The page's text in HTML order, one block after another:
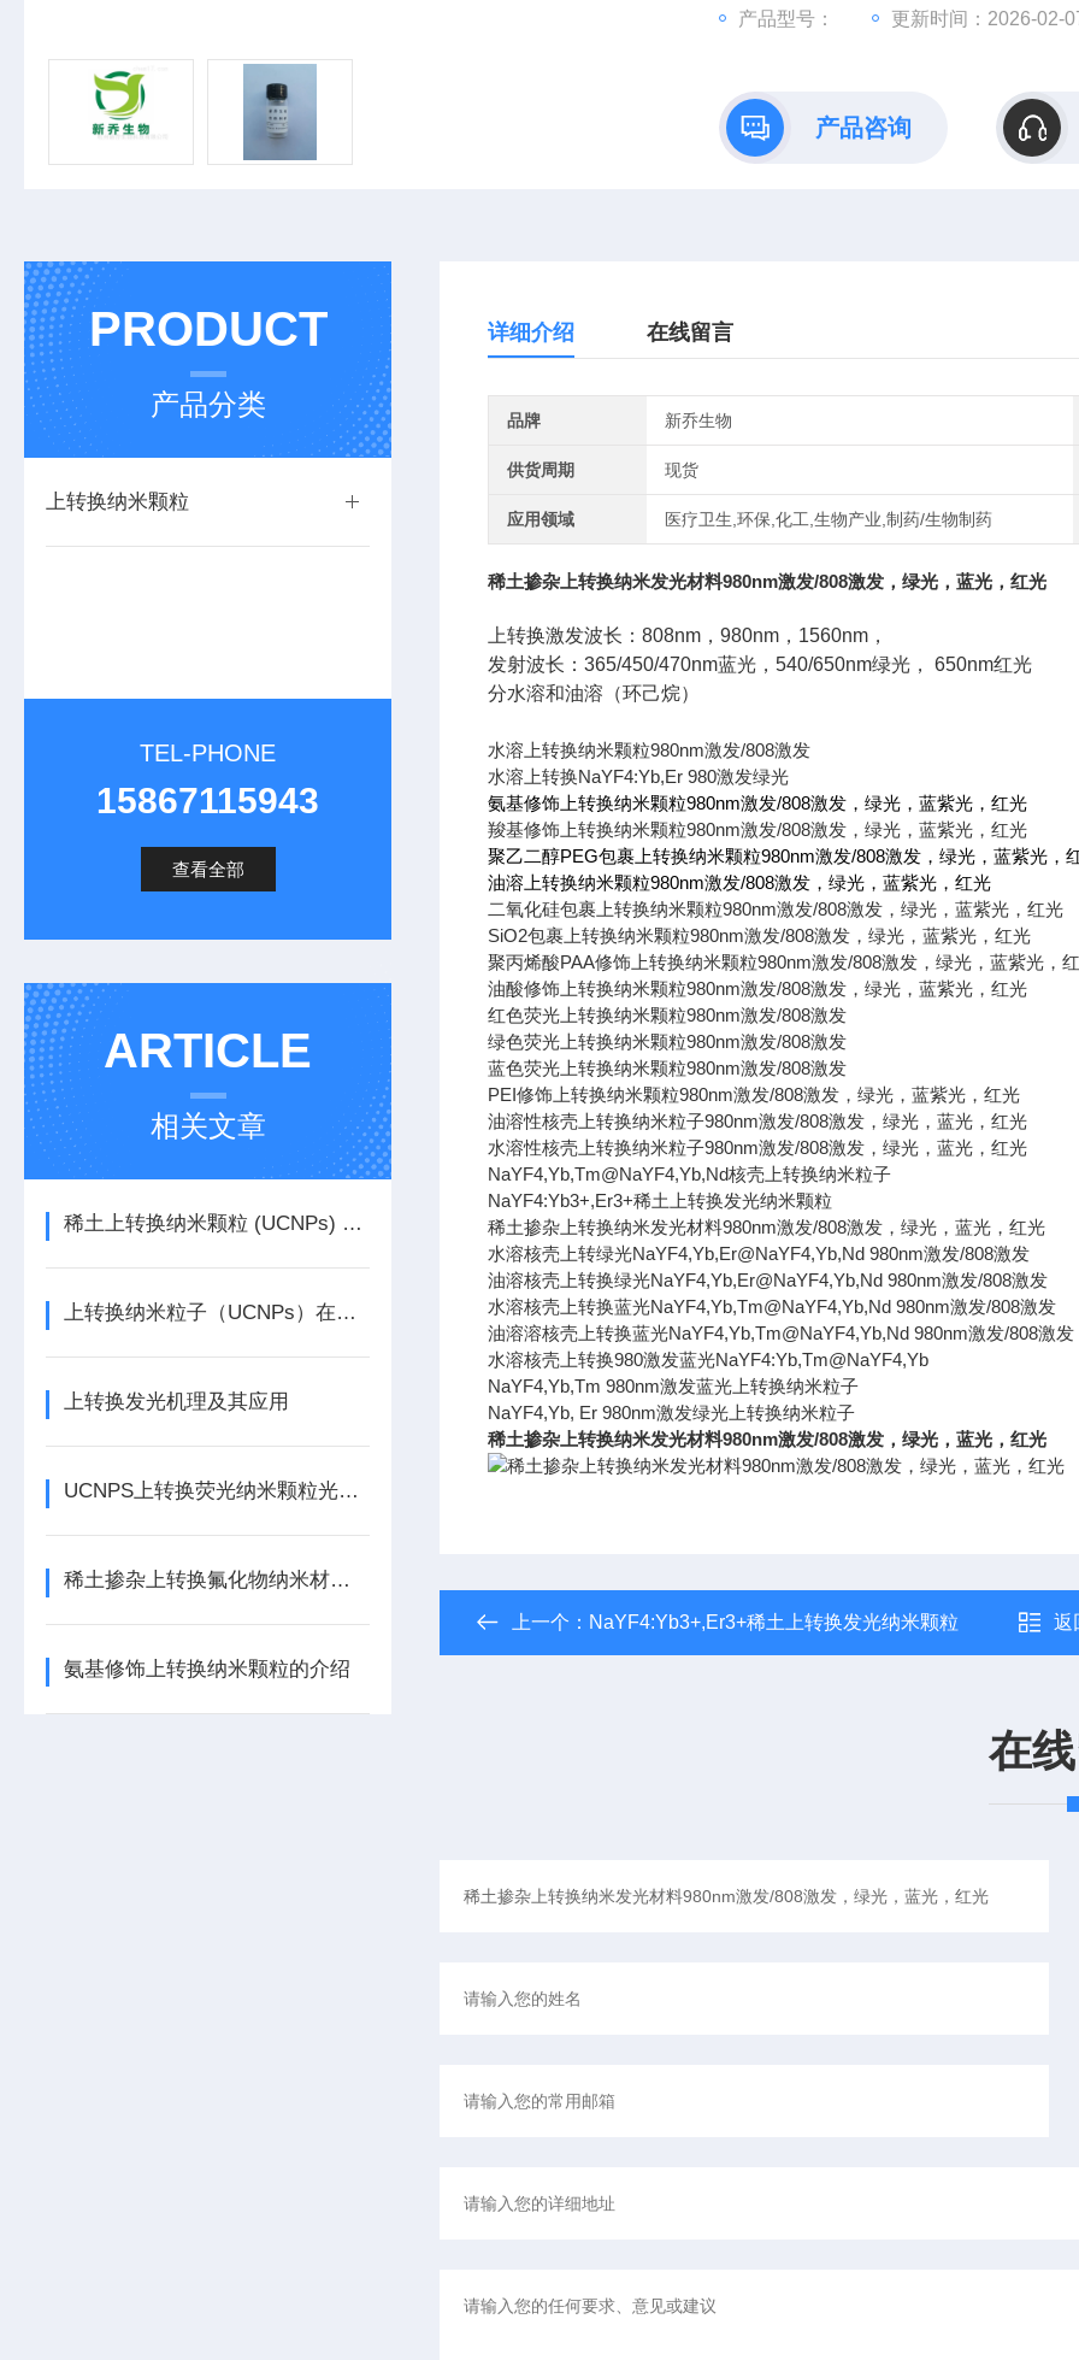
产品型号：
更新时间：2026-02-
产品咨询
PRODUCT
产品分类
上转换纳米颗粒
TEL-PHONE
15867115943
查看全部
ARTICLE
相关文章
稀土上转换纳米颗粒 (UCNPs) 荧光寿命影响因素
上转换纳米粒子（UCNPs）在光学中的应用
上转换发光机理及其应用
UCNPS上转换荧光纳米颗粒光学性能研究
稀土掺杂上转换氟化物纳米材料的生物应用
氨基修饰上转换纳米颗粒的介绍
详细介绍 在线留言
品牌 新乔生物
供货周期 现货
应用领域 医疗卫生,环保,化工,生物产业,制药/生物制药
稀土掺杂上转换纳米发光材料980nm激发/808激发，绿光，蓝光，红光
上转换激发波长： 808nm ， 980nm ， 1560nm ，
发射波长： 365/450/470nm蓝光， 540/650nm绿光， 650nm红光
分水溶和油溶（环己烷）
水溶上转换纳米颗粒980nm激发/808激发
水溶上转换NaYF4:Yb,Er 980激发绿光
氨基修饰上转换纳米颗粒980nm激发/808激发，绿光，蓝紫光，红光
羧基修饰上转换纳米颗粒980nm激发/808激发，绿光，蓝紫光，红光
聚乙二醇PEG包裹上转换纳米颗粒980nm激发/808激发，绿光，蓝紫光，
油溶上转换纳米颗粒980nm激发/808激发，绿光，蓝紫光，红光
二氧化硅包裹上转换纳米颗粒980nm激发/808激发，绿光，蓝紫光，红光
SiO2包裹上转换纳米颗粒980nm激发/808激发，绿光，蓝紫光，红光
聚丙烯酸PAA修饰上转换纳米颗粒980nm激发/808激发，绿光，蓝紫光，
油酸修饰上转换纳米颗粒980nm激发/808激发，绿光，蓝紫光，红光
红色荧光上转换纳米颗粒980nm激发/808激发
绿色荧光上转换纳米颗粒980nm激发/808激发
蓝色荧光上转换纳米颗粒980nm激发/808激发
PEI修饰上转换纳米颗粒980nm激发/808激发，绿光，蓝紫光，红光
油溶性核壳上转换纳米粒子980nm激发/808激发，绿光，蓝光，红光
水溶性核壳上转换纳米粒子980nm激发/808激发，绿光，蓝光，红光
NaYF4,Yb,Tm@NaYF4,Yb,Nd核壳上转换纳米粒子
NaYF4:Yb3+,Er3+稀土上转换发光纳米颗粒
稀土掺杂上转换纳米发光材料980nm激发/808激发，绿光，蓝光，红光
水溶核壳上转绿光NaYF4,Yb,Er@NaYF4,Yb,Nd 980nm激发/808激发
油溶核壳上转换绿光NaYF4,Yb,Er@NaYF4,Yb,Nd 980nm激发/808激发
水溶核壳上转换蓝光NaYF4,Yb,Tm@NaYF4,Yb,Nd 980nm激发/808激发
油溶溶核壳上转换蓝光NaYF4,Yb,Tm@NaYF4,Yb,Nd 980nm激发/808激发
水溶核壳上转换980激发蓝光NaYF4:Yb,Tm@NaYF4,Yb
NaYF4,Yb,Tm 980nm激发蓝光上转换纳米粒子
NaYF4,Yb, Er 980nm激发绿光上转换纳米粒子
稀土掺杂上转换纳米发光材料980nm激发/808激发，绿光，蓝光，红光
上一个： NaYF4:Yb3+,Er3+稀土上转换发光纳米颗粒 返
在